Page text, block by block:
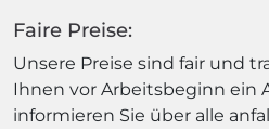
Faire Preise:
Unsere Preise sind fair und
Ihnen vor Arbeitsbeginn ein
informieren Sie über alle